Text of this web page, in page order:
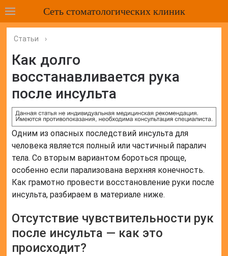
Сеть стоматологических клиник
Статьи ›
Как долго
восстанавливается рука
после инсульта
Одним из опасных последствий инсульта для
человека является полный или частичный паралич
тела. Со вторым вариантом бороться проще,
особенно если парализована верхняя конечность.
Как грамотно провести восстановление руки после
инсульта, разбираем в материале ниже.
Отсутствие чувствительности рук
после инсульта — как это
происходит?